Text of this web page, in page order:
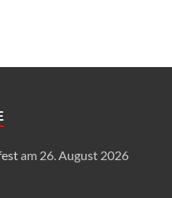
am 26. August 2026